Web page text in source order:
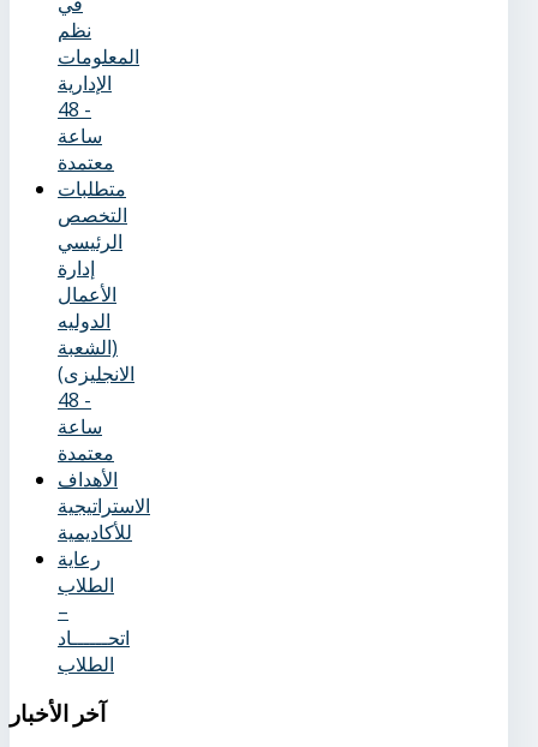
نظم
المعلومات
الإدارية
- 48
ساعة
معتمدة
متطلبات
التخصص
الرئيسي
إدارة
الأعمال
الدوليه
(الشعبة
الانجليزى)
- 48
ساعة
معتمدة
الأهداف
الاستراتيجية
للأكاديمية
رعاية
الطلاب
–
اتحــــــاد
الطلاب
آخر
الأخبار